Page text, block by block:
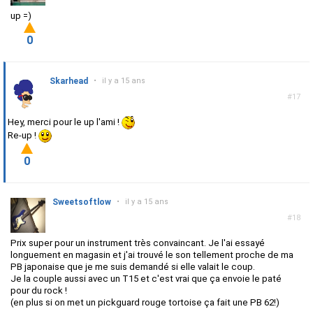
up =)
0
#17
Skarhead • il y a 15 ans
Hey, merci pour le up l'ami !
Re-up !
0
#18
Sweetsoftlow • il y a 15 ans
Prix super pour un instrument très convaincant. Je l'ai essayé
longuement en magasin et j'ai trouvé le son tellement proche de ma
PB japonaise que je me suis demandé si elle valait le coup.
Je la couple aussi avec un T15 et c'est vrai que ça envoie le paté
pour du rock !
(en plus si on met un pickguard rouge tortoise ça fait une PB 62!)